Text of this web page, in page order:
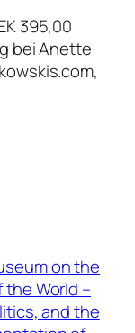
395,00
bei Anette
on the
the World –
and the